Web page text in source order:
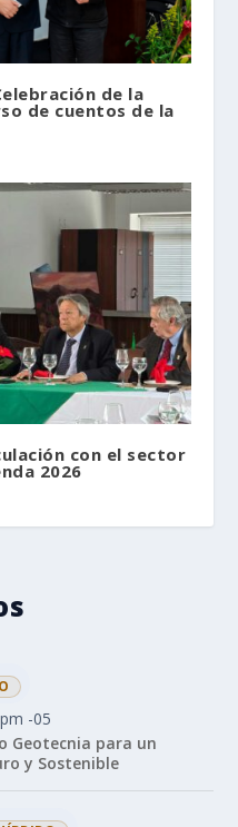
de la
de cuentos de la
con el sector
2026
-05
Geotecnia para un
y Sostenible